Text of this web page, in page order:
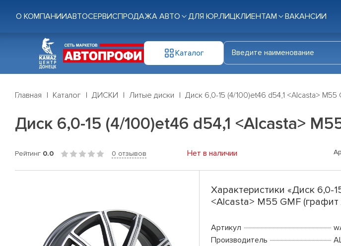
О КОМПАНИИАВТОСЕРВИСПРОДАЖА АВТО ДЛЯ ЮР.ЛИЦКЛИЕНТАМ ВАКАНСИИ
Каталог
Главная Каталог ДИСКИ Литые диски Диск 6,0-15 (4/100)et46 d54,1 <Alcasta> M55
Диск 6,0-15 (4/100)et46 d54,1 <Alcasta>
Рейтинг 0.0 0 отзывов Нет в наличии
Характеристики «Диск 6,0-
<Alcasta> M55 GMF (графит
Артикул
Производитель